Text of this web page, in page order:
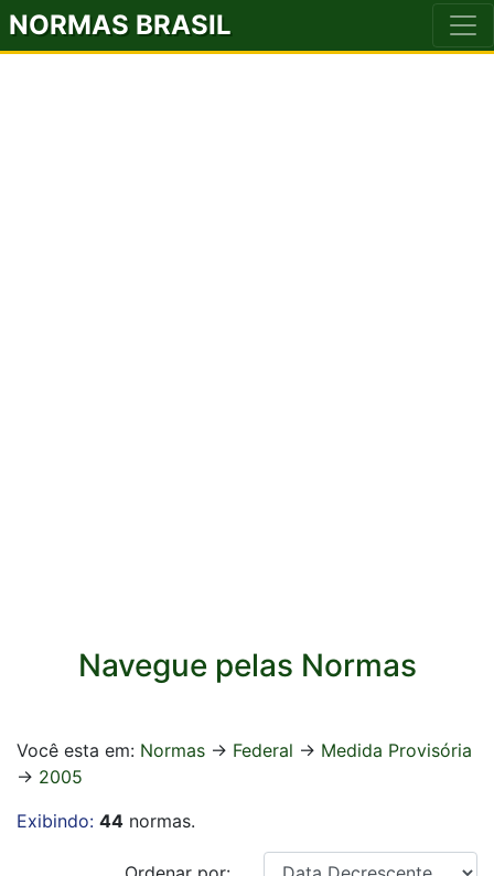
NORMAS BRASIL
Navegue pelas Normas
Você esta em: Normas -> Federal -> Medida Provisória
-> 2005
Exibindo: 44 normas.